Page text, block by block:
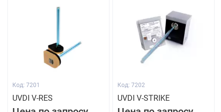
Код: 7201
UVDI V-RES
Код: 7202
UVDI V-STRIKE